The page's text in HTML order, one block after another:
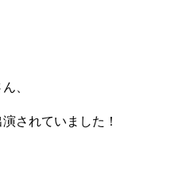
、
されていました！